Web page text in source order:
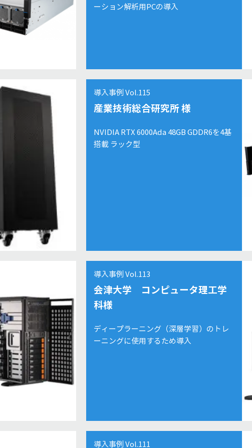
ーション解析用PCの導入
導入事例 Vol.115
産業技術総合研究所 様
NVIDIA RTX 6000Ada 48GB GDDR6を4基
搭載 ラック型
導入事例 Vol.113
会津大学 コンピュータ理工学
科様
ディープラーニング（深層学習）のトレ
ーニングに使用するため導入
導入事例 Vol.111